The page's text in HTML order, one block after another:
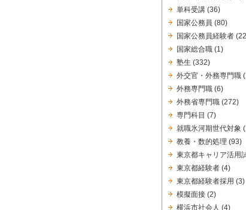
単科受講 (36)
国家公務員 (80)
国家公務員経験者
国家総合職 (1)
塾生 (332)
外交官・外務専門職
外務専門職 (6)
外務省専門職 (272)
専門科目 (7)
就職氷河期世代対象
教養・数的処理 (93)
東京都キャリア活用
東京都経験者 (4)
東京都経験者採用 (3)
模擬面接 (2)
横浜市社会人 (4)